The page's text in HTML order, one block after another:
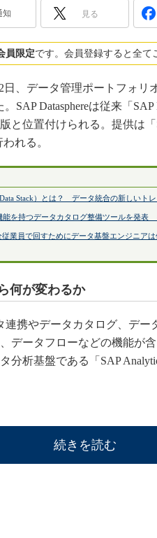
知 見る
員限定です。会員登録すると全て
、データ管理ポートフォリ
SAP Datasphereは従来「
と位置付けられる。提供は「
れる。
Stack）とは？ データ統合の新しいトレ
能を持つデータカタログ整備ツールを発表
従業員で回すためにデータ基盤エンジニア
何が変わるか
連携やデータカタログ、デ
データフローなどの機能が
分析基盤である「SAP
続きを読む